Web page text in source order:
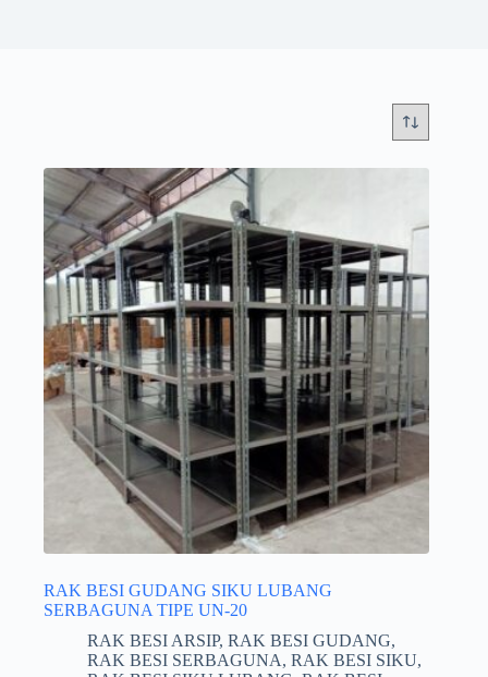
RAK BESI GUDANG SIKU LUBANG
SERBAGUNA TIPE UN-20
RAK BESI ARSIP, RAK BESI GUDANG,
RAK BESI SERBAGUNA, RAK BESI SIKU,